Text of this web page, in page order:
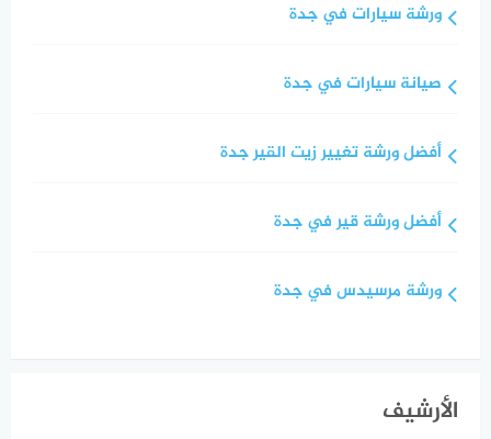
ورشة سيارات في جدة
صيانة سيارات في جدة
أفضل ورشة تغيير زيت القير جدة
أفضل ورشة قير في جدة
ورشة مرسيدس في جدة
الأرشيف